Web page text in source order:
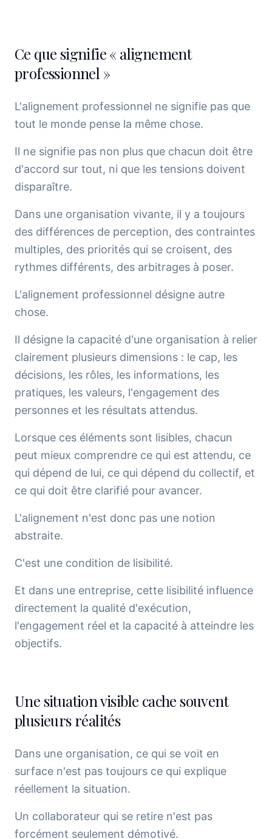
Ce que signifie « alignement
professionnel »
L'alignement professionnel ne signifie pas que
tout le monde pense la même chose.
Il ne signifie pas non plus que chacun doit être
d'accord sur tout, ni que les tensions doivent
disparaître.
Dans une organisation vivante, il y a toujours
des différences de perception, des contraintes
multiples, des priorités qui se croisent, des
rythmes différents, des arbitrages à poser.
L'alignement professionnel désigne autre
chose.
Il désigne la capacité d'une organisation à relier
clairement plusieurs dimensions : le cap, les
décisions, les rôles, les informations, les
pratiques, les valeurs, l'engagement des
personnes et les résultats attendus.
Lorsque ces éléments sont lisibles, chacun
peut mieux comprendre ce qui est attendu, ce
qui dépend de lui, ce qui dépend du collectif, et
ce qui doit être clarifié pour avancer.
L'alignement n'est donc pas une notion
abstraite.
C'est une condition de lisibilité.
Et dans une entreprise, cette lisibilité influence
directement la qualité d'exécution,
l'engagement réel et la capacité à atteindre les
objectifs.
Une situation visible cache souvent
plusieurs réalités
Dans une organisation, ce qui se voit en
surface n'est pas toujours ce qui explique
réellement la situation.
Un collaborateur qui se retire n'est pas
forcément seulement démotivé.